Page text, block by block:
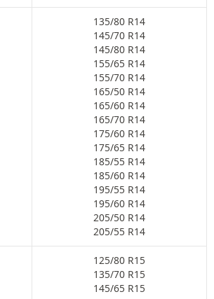
135/80 R14
145/70 R14
145/80 R14
155/65 R14
155/70 R14
165/50 R14
165/60 R14
165/70 R14
175/60 R14
175/65 R14
185/55 R14
185/60 R14
195/55 R14
195/60 R14
205/50 R14
205/55 R14
125/80 R15
135/70 R15
145/65 R15